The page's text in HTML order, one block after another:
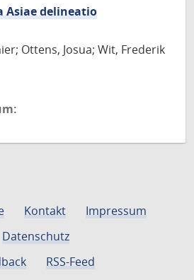
Asiae delineatio
Ottens, Josua; Wit, Frederik
Kontakt
Impressum
Datenschutz
RSS-Feed